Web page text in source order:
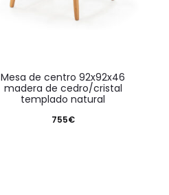
mesa de centro 92x92x46
madera de cedro/cristal
templado natural
755€